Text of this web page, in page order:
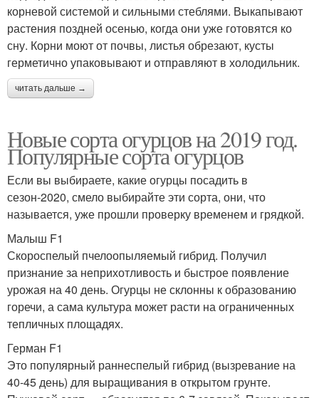
корневой системой и сильными стеблями. Выкапывают
растения поздней осенью, когда они уже готовятся ко
сну. Корни моют от почвы, листья обрезают, кусты
герметично упаковывают и отправляют в холодильник.
читать дальше →
Новые сорта огурцов на 2019 год.
Популярные сорта огурцов
Если вы выбираете, какие огурцы посадить в
сезон-2020, смело выбирайте эти сорта, они, что
называется, уже прошли проверку временем и грядкой.
Малыш F1
Скороспелый пчелоопыляемый гибрид. Получил
признание за неприхотливость и быстрое появление
урожая на 40 день. Огурцы не склонны к образованию
горечи, а сама культура может расти на ограниченных
тепличных площадях.
Герман F1
Это популярный раннеспелый гибрид (вызревание на
40-45 день) для выращивания в открытом грунте.